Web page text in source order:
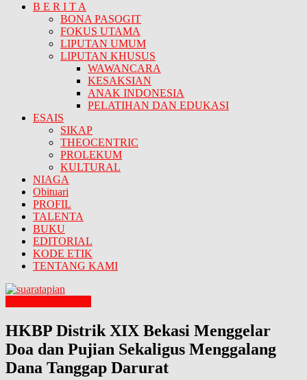
B E R I T A
BONA PASOGIT
FOKUS UTAMA
LIPUTAN UMUM
LIPUTAN KHUSUS
WAWANCARA
KESAKSIAN
ANAK INDONESIA
PELATIHAN DAN EDUKASI
ESAIS
SIKAP
THEOCENTRIC
PROLEKUM
KULTURAL
NIAGA
Obituari
PROFIL
TALENTA
BUKU
EDITORIAL
KODE ETIK
TENTANG KAMI
HKBP Distrik XIX Bekasi Menggelar
Doa dan Pujian Sekaligus Menggalang
Dana Tanggap Darurat